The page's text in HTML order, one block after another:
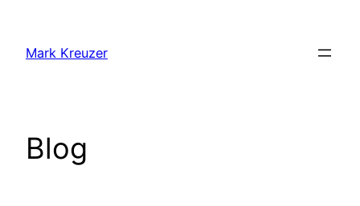
springen
Mark Kreuzer
Blog